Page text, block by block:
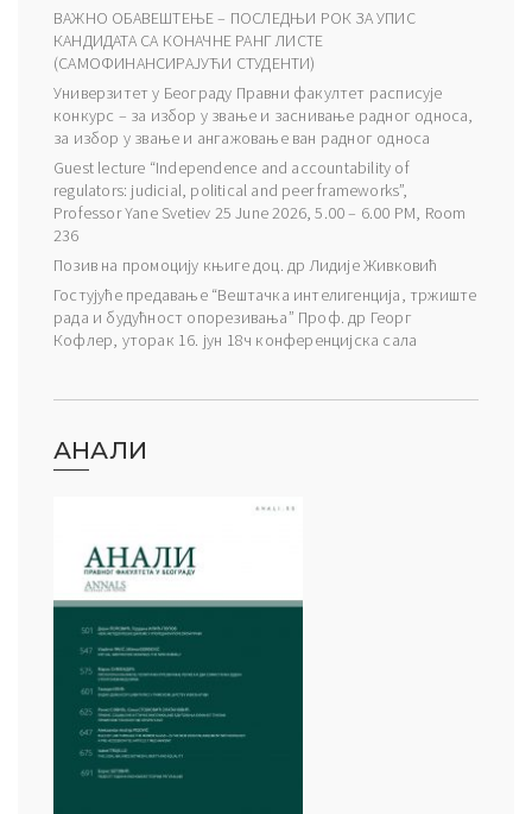
ВАЖНО ОБАВЕШТЕЊЕ – ПОСЛЕДЊИ РОК ЗА УПИС
КАНДИДАТА СА КОНАЧНЕ РАНГ ЛИСТЕ
(САМОФИНАНСИРАЈУЋИ СТУДЕНТИ)
Универзитет у Београду Правни факултет расписује
конкурс – за избор у звање и заснивање радног односа,
за избор у звање и ангажовање ван радног односа
Guest lecture “Independence and accountability of
regulators: judicial, political and peer frameworks”,
Professor Yane Svetiev 25 June 2026, 5.00 – 6.00 PM, Room
236
Позив на промоцију књиге доц. др Лидије Живковић
Гостујуће предавање “Вештачка интелигенција, тржиште
рада и будућност опорезивања” Проф. др Георг
Кофлер, уторак 16. јун 18ч конференцијска сала
АНАЛИ